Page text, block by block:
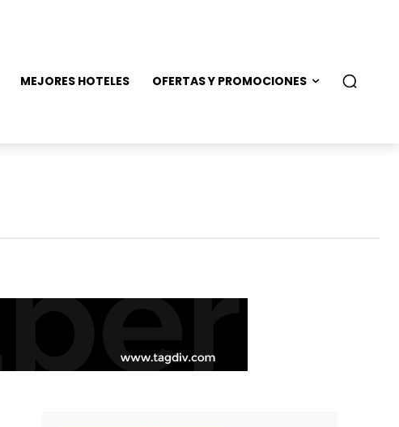
MEJORES HOTELES OFERTAS Y PROMOCIONES